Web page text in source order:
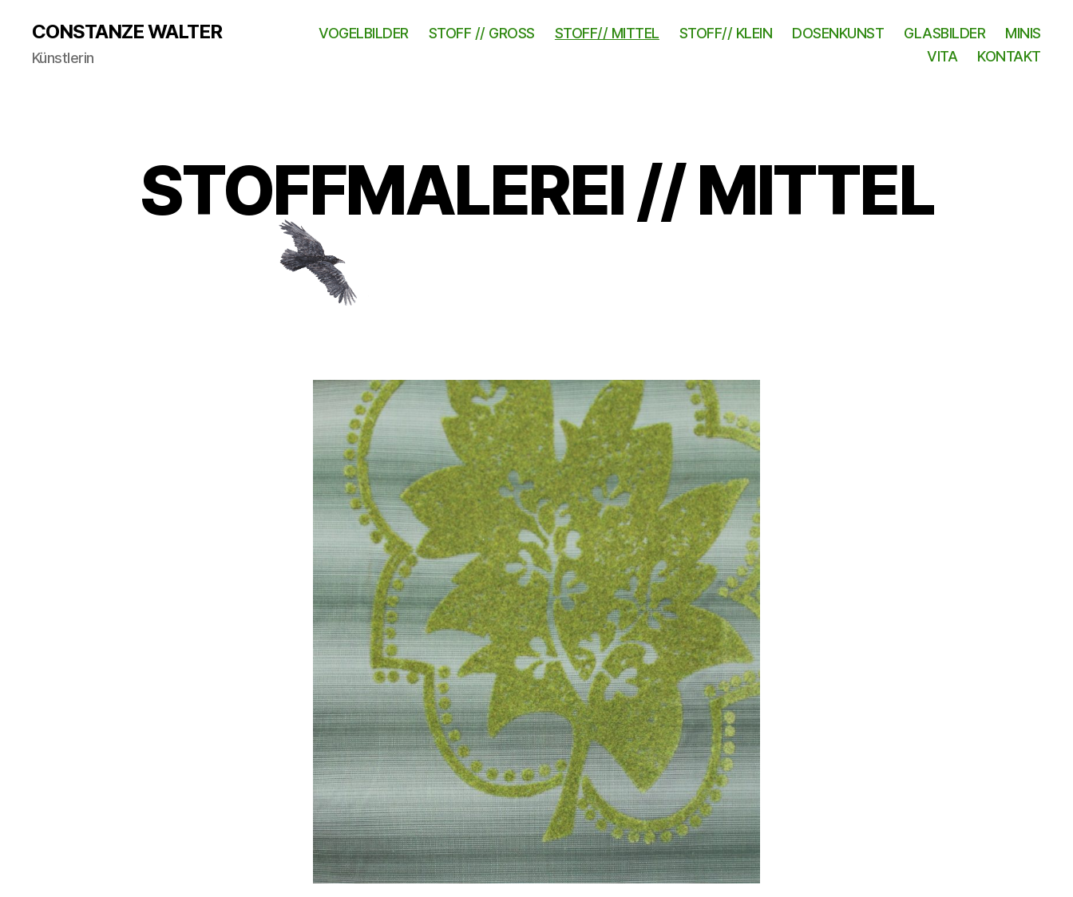
CONSTANZE WALTER
Künstlerin
VOGELBILDER STOFF // GROSS STOFF// MITTEL STOFF// KLEIN DOSENKUNST GLASBILDER
MINIS
VITA
KONTAKT
STOFFMALEREI // MITTEL